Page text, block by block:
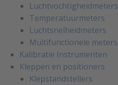
Luchtvochtigheidmeters
Temperatuurmeters
Luchtsnelheidmeters
Multifunctionele meters
Kalibratie Instrumenten
Kleppen en positioners
Klepstandstellers